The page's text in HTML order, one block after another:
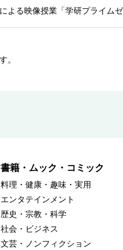
よる映像授業「学研プライム
。
書籍・ムック・コミック
料理・健康・趣味・実用
エンタテインメント
歴史・宗教・科学
社会・ビジネス
文芸・ノンフィクション